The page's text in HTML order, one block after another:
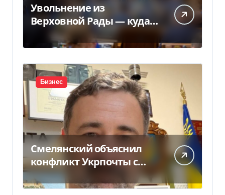
Увольнение из
Верховной Рады — куда
исчез 71 народный
депутат за семь лет
Бизнес
Смелянский объяснил
конфликт Укрпочты с
НБУ из-за платежек